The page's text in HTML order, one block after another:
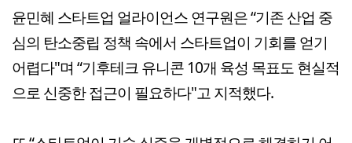
윤민혜 스타트업 얼라이언스 연구원은 “기존 산업 중
심의 탄소중립 정책 속에서 스타트업이 기회를 얻기
어렵다"며 “기후테크 유니콘 10개 육성 목표도 현실적
으로 신중한 접근이 필요하다"고 지적했다.